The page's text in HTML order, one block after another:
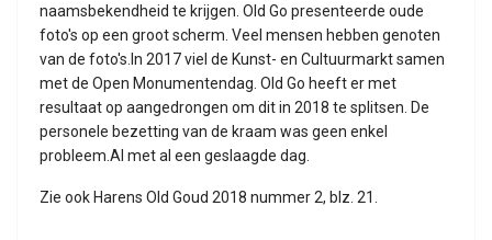
naamsbekendheid te krijgen. Old Go presenteerde oude
foto's op een groot scherm. Veel mensen hebben genoten
van de foto's.In 2017 viel de Kunst- en Cultuurmarkt samen
met de Open Monumentendag. Old Go heeft er met
resultaat op aangedrongen om dit in 2018 te splitsen. De
personele bezetting van de kraam was geen enkel
probleem.Al met al een geslaagde dag.
Zie ook Harens Old Goud 2018 nummer 2, blz. 21.